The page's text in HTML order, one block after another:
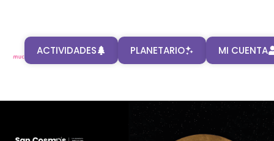
ACTIVIDADES PLANETARIO MI CUENTA